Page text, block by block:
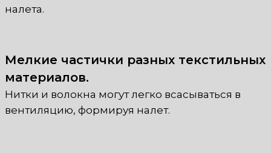
налета.
Мелкие частички разных текстильных
материалов.
Нитки и волокна могут легко всасываться в
вентиляцию, формируя налет.